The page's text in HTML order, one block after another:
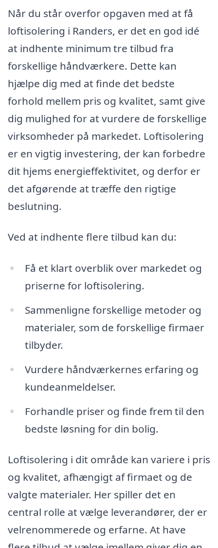
Når du står overfor opgaven med at få
loftisolering i Randers, er det en god idé
at indhente minimum tre tilbud fra
forskellige håndværkere. Dette kan
hjælpe dig med at finde det bedste
forhold mellem pris og kvalitet, samt give
dig mulighed for at vurdere de forskellige
virksomheder på markedet. Loftisolering
er en vigtig investering, der kan forbedre
dit hjems energieffektivitet, og derfor er
det afgørende at træffe den rigtige
beslutning.
Ved at indhente flere tilbud kan du:
Få et klart overblik over markedet og
priserne for loftisolering.
Sammenligne forskellige metoder og
materialer, som de forskellige firmaer
tilbyder.
Vurdere håndværkernes erfaring og
kundeanmeldelser.
Forhandle priser og finde frem til den
bedste løsning for din bolig.
Loftisolering i dit område kan variere i pris
og kvalitet, afhængigt af firmaet og de
valgte materialer. Her spiller det en
central rolle at vælge leverandører, der er
velrenommerede og erfarne. At have